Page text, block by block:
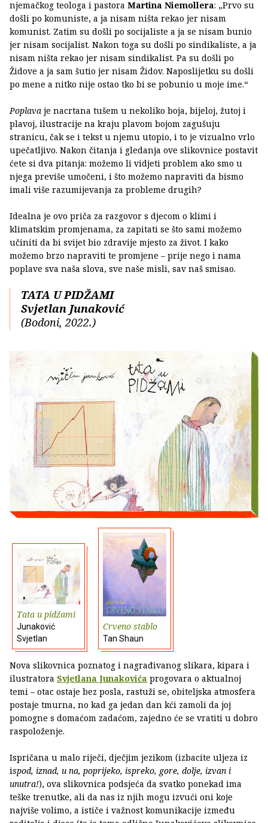
njemačkog teologa i pastora Martina Niemollera: „Prvo su
došli po komuniste, a ja nisam ništa rekao jer nisam
komunist. Zatim su došli po socijaliste a ja se nisam bunio
jer nisam socijalist. Nakon toga su došli po sindikaliste, a ja
nisam ništa rekao jer nisam sindikalist. Pa su došli po
Židove a ja sam šutio jer nisam Židov. Naposlijetku su došli
po mene a nitko nije ostao tko bi se pobunio u moje ime.“
Poplava je nacrtana tušem u nekoliko boja, bijeloj, žutoj i
plavoj, ilustracije na kraju plavom bojom zagušuju
stranicu, čak se i tekst u njemu utopio, i to je vizualno vrlo
upečatljivo. Nakon čitanja i gledanja ove slikovnice postavit
ćete si dva pitanja: možemo li vidjeti problem ako smo u
njega previše umočeni, i što možemo napraviti da bismo
imali više razumijevanja za probleme drugih?
Idealna je ovo priča za razgovor s djecom o klimi i
klimatskim promjenama, za zapitati se što sami možemo
učiniti da bi svijet bio zdravije mjesto za život. I kako
možemo brzo napraviti te promjene – prije nego i nama
poplave sva naša slova, sve naše misli, sav naš smisao.
TATA U PIDŽAMI
Svjetlan Junaković
(Bodoni, 2022.)
Tata u pidžami
Junaković
Svjetlan
Crveno stablo
Tan Shaun
Nova slikovnica poznatog i nagrađivanog slikara, kipara i
ilustratora Svjetlana Junakovića progovara o aktualnoj
temi – otac ostaje bez posla, rastuži se, obiteljska atmosfera
postaje tmurna, no kad ga jedan dan kći zamoli da joj
pomogne s domaćom zadaćom, zajedno će se vratiti u dobro
raspoloženje.
Ispričana u malo riječi, dječjim jezikom (izbacite uljeza iz
ispod, iznad, u na, poprijeko, ispreko, gore, dolje, izvan i
unutra!), ova slikovnica podsjeća da svatko ponekad ima
teške trenutke, ali da nas iz njih mogu izvući oni koje
najviše volimo, a ističe i važnost komunikacije između